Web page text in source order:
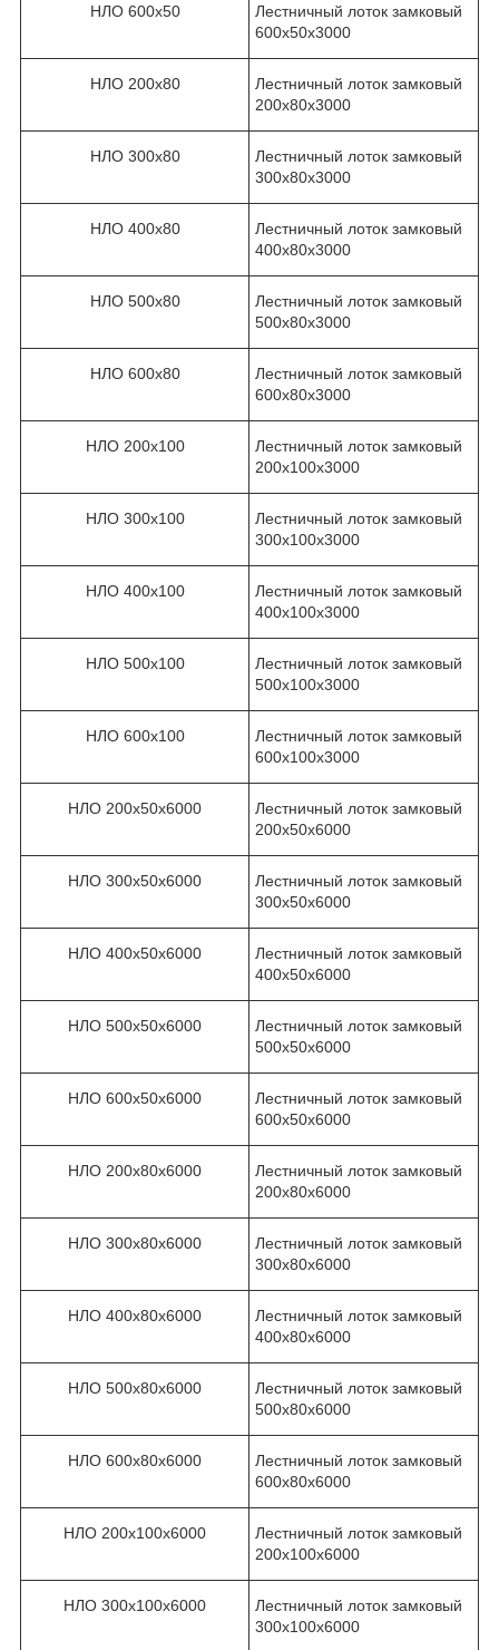
НЛО 600х50
Лестничный лоток замковый
600х50х3000
НЛО 200х80
Лестничный лоток замковый
200х80х3000
НЛО 300х80
Лестничный лоток замковый
300х80х3000
НЛО 400х80
Лестничный лоток замковый
400х80х3000
НЛО 500х80
Лестничный лоток замковый
500х80х3000
НЛО 600х80
Лестничный лоток замковый
600х80х3000
НЛО 200х100
Лестничный лоток замковый
200х100х3000
НЛО 300х100
Лестничный лоток замковый
300х100х3000
НЛО 400х100
Лестничный лоток замковый
400х100х3000
НЛО 500х100
Лестничный лоток замковый
500х100х3000
НЛО 600х100
Лестничный лоток замковый
600х100х3000
НЛО 200х50х6000
Лестничный лоток замковый
200х50х6000
НЛО 300х50х6000
Лестничный лоток замковый
300х50х6000
НЛО 400х50х6000
Лестничный лоток замковый
400х50х6000
НЛО 500х50х6000
Лестничный лоток замковый
500х50х6000
НЛО 600х50х6000
Лестничный лоток замковый
600х50х6000
НЛО 200х80х6000
Лестничный лоток замковый
200х80х6000
НЛО 300х80х6000
Лестничный лоток замковый
300х80х6000
НЛО 400х80х6000
Лестничный лоток замковый
400х80х6000
НЛО 500х80х6000
Лестничный лоток замковый
500х80х6000
НЛО 600х80х6000
Лестничный лоток замковый
600х80х6000
НЛО 200х100х6000
Лестничный лоток замковый
200х100х6000
НЛО 300х100х6000
Лестничный лоток замковый
300х100х6000